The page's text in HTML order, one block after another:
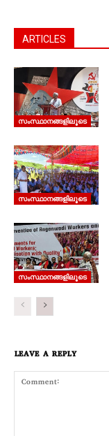
ARTICLES
സംസ്ഥാനങ്ങളിലൂടെ
സംസ്ഥാനങ്ങളിലൂടെ
സംസ്ഥാനങ്ങളിലൂടെ
LEAVE A REPLY